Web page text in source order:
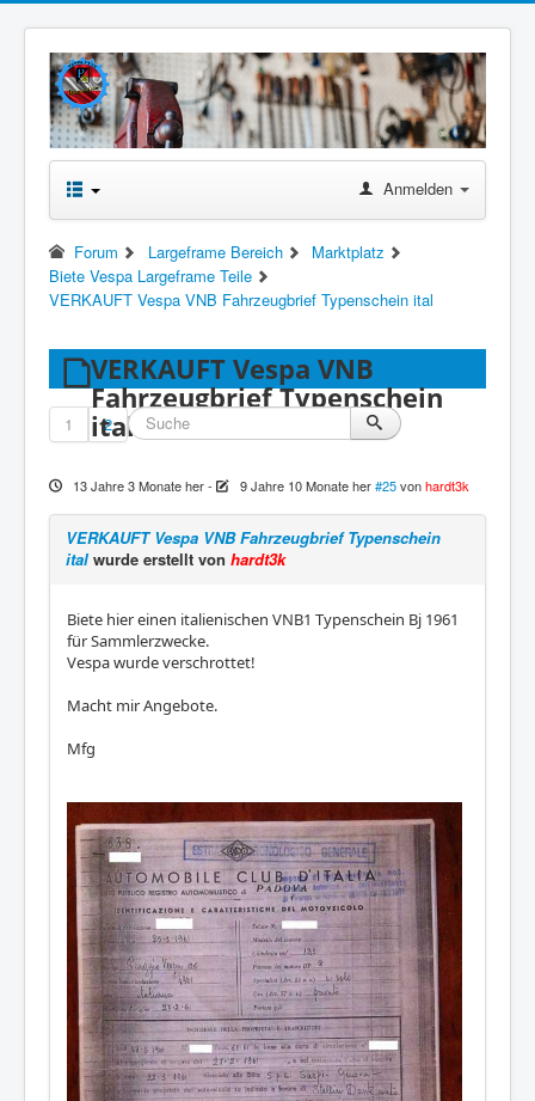
Anmelden
Forum Largeframe Bereich
Marktplatz
Biete Vespa Largeframe Teile
VERKAUFT Vespa VNB Fahrzeugbrief Typenschein ital
VERKAUFT Vespa VNB
Fahrzeugbrief Typenschein
ital
1 2
13 Jahre 3 Monate her- 9 Jahre 10 Monate her #25 vonhardt3k
VERKAUFT Vespa VNB Fahrzeugbrief Typenschein
ital wurde erstellt von hardt3k
Biete hier einen italienischen VNB1 Typenschein Bj 1961
für Sammlerzwecke.
Vespa wurde verschrottet!
Macht mir Angebote.
Mfg